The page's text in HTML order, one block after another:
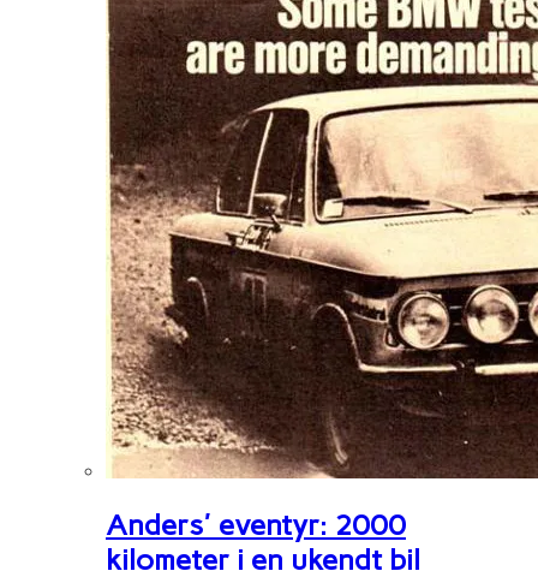
Anders' eventyr: 2000
kilometer i en ukendt bil